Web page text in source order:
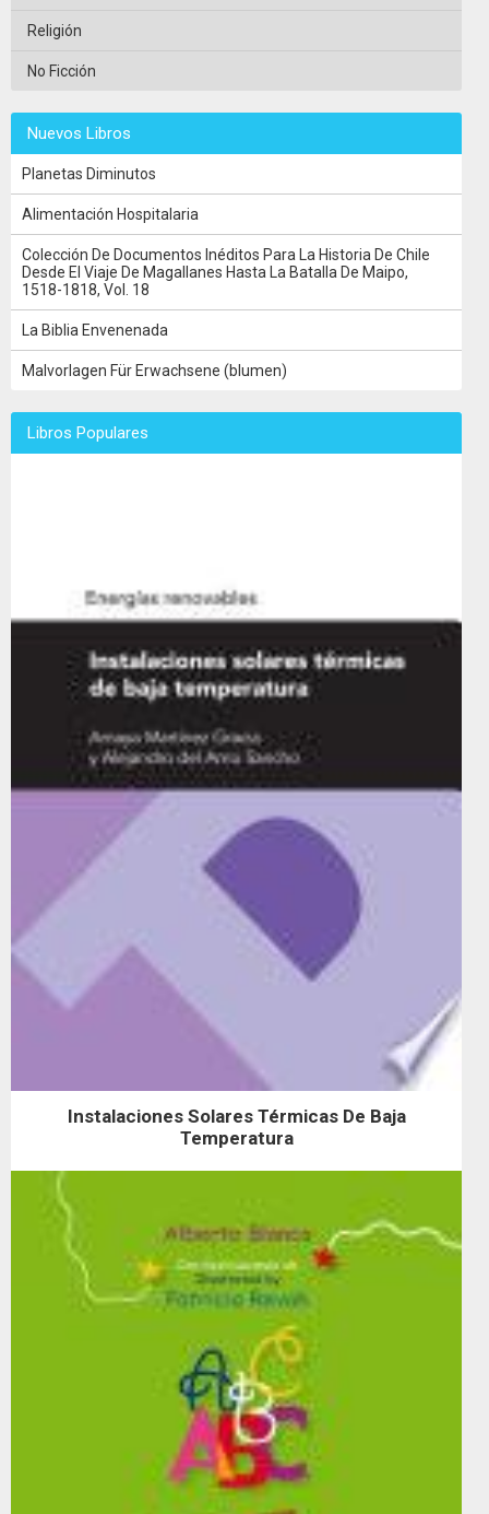
Religión
No Ficción
Nuevos Libros
Planetas Diminutos
Alimentación Hospitalaria
Colección De Documentos Inéditos Para La Historia De Chile
Desde El Viaje De Magallanes Hasta La Batalla De Maipo,
1518-1818, Vol. 18
La Biblia Envenenada
Malvorlagen Für Erwachsene (blumen)
Libros Populares
Instalaciones Solares Térmicas De Baja
Temperatura